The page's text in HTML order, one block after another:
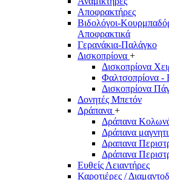
Αποφρακτήρες
Βιδολόγοι-
Αποφρακτικά
Γερανάκια-Παλάγκο
Δισκοπρίονα +
Δισκοπρίονα
Φαλτσοπρίονα -
Δισκοπρίονα
Δονητές Μπετόν
Δράπανα +
Δράπανα
Δράπανα
Δραπανα
Δράπανα
Ευθείς Λειαντήρες
Καροτιέρες /